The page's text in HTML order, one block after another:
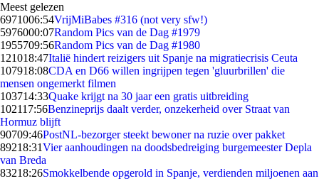
Meest gelezen
6971006:54VrijMiBabes #316 (not very sfw!)
5976000:07Random Pics van de Dag #1979
1955709:56Random Pics van de Dag #1980
121018:47Italië hindert reizigers uit Spanje na migratiecrisis Ceuta
107918:08CDA en D66 willen ingrijpen tegen 'gluurbrillen' die
mensen ongemerkt filmen
103714:33Quake krijgt na 30 jaar een gratis uitbreiding
102117:56Benzineprijs daalt verder, onzekerheid over Straat van
Hormuz blijft
90709:46PostNL-bezorger steekt bewoner na ruzie over pakket
89218:31Vier aanhoudingen na doodsbedreiging burgemeester Depla
van Breda
83218:26Smokkelbende opgerold in Spanje, verdienden miljoenen aan